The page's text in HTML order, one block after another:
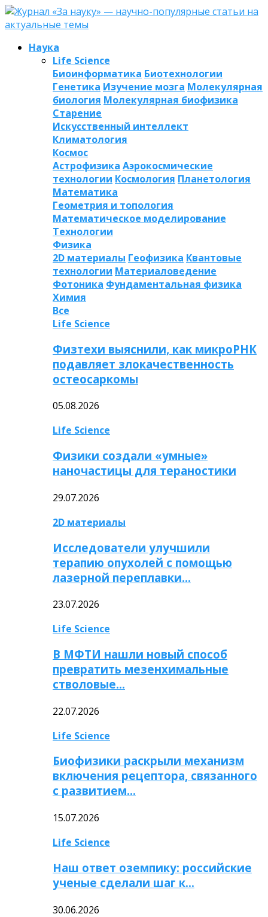
Наука
Life Science
Биоинформатика Биотехнологии
Генетика Изучение мозга Молекулярная
биология Молекулярная биофизика
Старение
Искусственный интеллект
Климатология
Космос
Астрофизика Аэрокосмические
технологии Космология Планетология
Математика
Геометрия и топология
Математическое моделирование
Технологии
Физика
2D материалы Геофизика Квантовые
технологии Материаловедение
Фотоника Фундаментальная физика
Химия
Все
Life Science
Физтехи выяснили, как микроРНК
подавляет злокачественность
остеосаркомы
05.08.2026
Life Science
Физики создали «умные»
наночастицы для тераностики
29.07.2026
2D материалы
Исследователи улучшили
терапию опухолей с помощью
лазерной переплавки…
23.07.2026
Life Science
В МФТИ нашли новый способ
превратить мезенхимальные
стволовые…
22.07.2026
Life Science
Биофизики раскрыли механизм
включения рецептора, связанного
с развитием…
15.07.2026
Life Science
Наш ответ оземпику: российские
ученые сделали шаг к…
30.06.2026